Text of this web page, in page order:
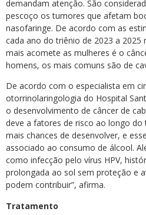
demandam atenção. São
pescoço os tumores que afetam
nasofaringe. De acordo com as
cada ano do triênio de 2023 a 2025
mais acomete as mulheres é o
homens, os mais comuns são de
De acordo com o especialista em
otorrinolaringologia do Hospital
o desenvolvimento de câncer de
deve a fatores de risco ao longo do
mais chances de desenvolver, e
associado ao consumo de álcool.
como infecção pelo vírus HPV,
prolongada ao sol sem proteção e
podem contribuir”, afirma.
Tratamento